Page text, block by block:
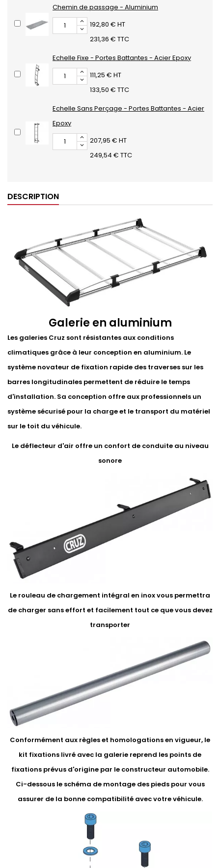
Chemin de passage - Aluminium
192,80 € HT
231,36 € TTC
Echelle Fixe - Portes Battantes - Acier Epoxy
111,25 € HT
133,50 € TTC
Echelle Sans Perçage - Portes Battantes - Acier
Epoxy
207,95 € HT
249,54 € TTC
DESCRIPTION
Galerie en aluminium
Les galeries Cruz sont résistantes aux conditions
climatiques grâce à leur conception en aluminium. Le
système novateur de fixation rapide des traverses sur les
barres longitudinales permettent de réduire le temps
d'installation. Sa conception offre aux professionnels un
système sécurisé pour la charge et le transport du matériel
sur le toit du véhicule.
Le déflecteur d'air offre un confort de conduite au niveau
sonore
Le rouleau de chargement intégral en inox vous permettra
de charger sans effort et facilement tout ce que vous devez
transporter
Conformément aux règles et homologations en vigueur, le
kit fixations livré avec la galerie reprend les points de
fixations prévus d'origine par le constructeur automobile.
Ci-dessous le schéma de montage des pieds pour vous
assurer de la bonne compatibilité avec votre véhicule.